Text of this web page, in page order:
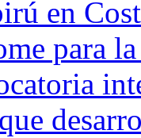
en
para